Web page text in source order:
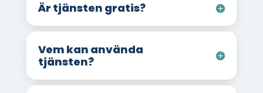
Är tjänsten gratis?
Vem kan använda
tjänsten?